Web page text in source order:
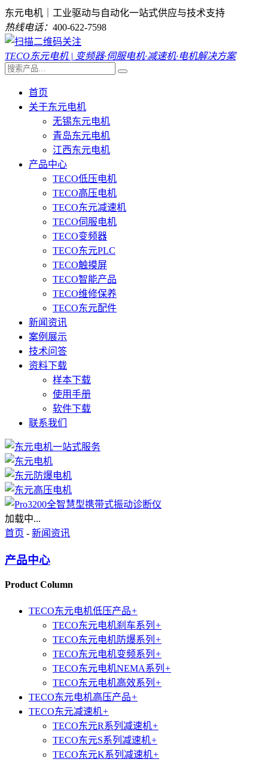
东元电机｜工业驱动与自动化一站式供应与技术支持
热线电话： 400-622-7598
TECO东元电机 | 变频器·伺服电机·减速机·电机解决方案
首页
关于东元电机
无锡东元电机
青岛东元电机
江西东元电机
产品中心
TECO低压电机
TECO高压电机
TECO东元减速机
TECO伺服电机
TECO变频器
TECO东元PLC
TECO触摸屏
TECO智能产品
TECO维修保养
TECO东元配件
新闻资讯
案例展示
技术问答
资料下载
样本下载
使用手册
软件下载
联系我们
加载中...
首页 - 新闻资讯
产品中心
Product Column
TECO东元电机低压产品+
TECO东元电机刹车系列 +
TECO东元电机防爆系列 +
TECO东元电机变频系列 +
TECO东元电机NEMA系列 +
TECO东元电机高效系列 +
TECO东元电机高压产品+
TECO东元减速机+
TECO东元R系列减速机+
TECO东元S系列减速机+
TECO东元K系列减速机+